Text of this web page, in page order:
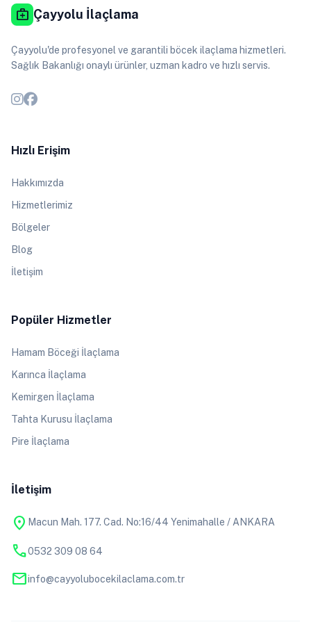
medical_services Çayyolu İlaçlama
Çayyolu'de profesyonel ve garantili böcek ilaçlama hizmetleri.
Sağlık Bakanlığı onaylı ürünler, uzman kadro ve hızlı servis.
Hızlı Erişim
Hakkımızda
Hizmetlerimiz
Bölgeler
Blog
İletişim
Popüler Hizmetler
Hamam Böceği İlaçlama
Karınca İlaçlama
Kemirgen İlaçlama
Tahta Kurusu İlaçlama
Pire İlaçlama
İletişim
location_on Macun Mah. 177. Cad. No:16/44 Yenimahalle / ANKARA
phone0532 309 08 64
mailinfo@cayyolubocekilaclama.com.tr